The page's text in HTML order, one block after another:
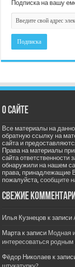
Подписка на вашу
О сайте
Все материалы на
обратную ссылку на
сайта и
Права на материалы
сайта
обнаружили на нашем
права, принадлежащие
пожалуйста,сообщите
Свежие
Илья Кузнецов к записи
Марта к записи Модная
интересоваться родным
Фёдор Николаев к